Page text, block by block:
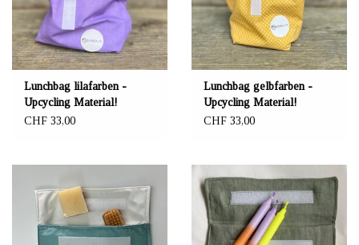
Lunchbag lilafarben -
Upcycling Material!
CHF 33,00
Lunchbag gelbfarben -
Upcycling Material!
CHF 33,00